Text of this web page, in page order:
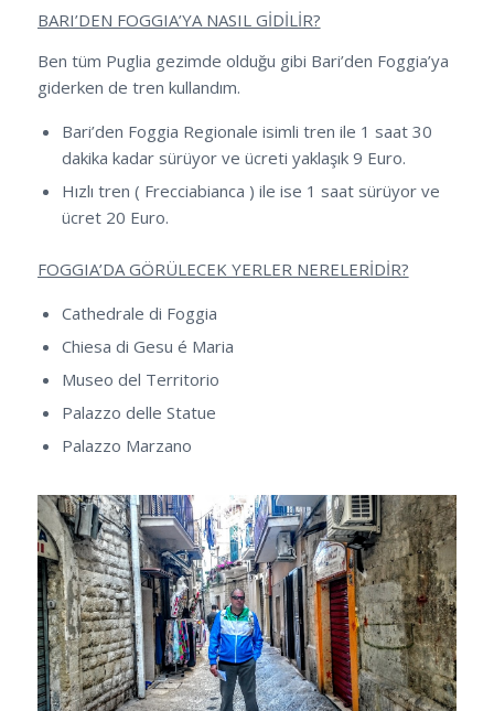
BARI’DEN FOGGIA’YA NASIL GİDİLİR?
Ben tüm Puglia gezimde olduğu gibi Bari’den Foggia’ya
giderken de tren kullandım.
Bari’den Foggia Regionale isimli tren ile 1 saat 30
dakika kadar sürüyor ve ücreti yaklaşık 9 Euro.
Hızlı tren ( Frecciabianca ) ile ise 1 saat sürüyor ve
ücret 20 Euro.
FOGGIA’DA GÖRÜLECEK YERLER NERELERİDİR?
Cathedrale di Foggia
Chiesa di Gesu é Maria
Museo del Territorio
Palazzo delle Statue
Palazzo Marzano